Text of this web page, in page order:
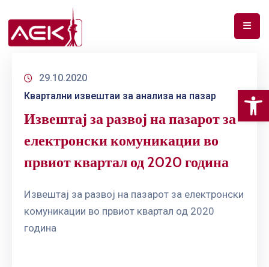
НАС
ДОКУМЕНТИ
СПЕКТАР
ТЕЛЕКОМУНИКАЦИИ
АНАЛИЗА
29.10.2020
Квартални извештаи за анализа на пазар
Извештај за развој на пазарот за
електронски комуникации во
првиот квартал од 2020 година
Извештај за развој на пазарот за електронски
комуникации во првиот квартал од 2020
година